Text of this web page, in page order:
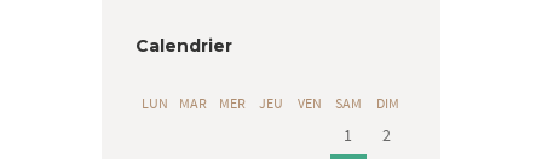
Calendrier
LUN MAR MER JEU VEN SAM DIM
1
2